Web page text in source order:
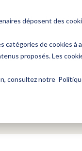
déposent des
catégories de cookies
proposés. Les
consultez notre
Avocat Expert-
? Inscrivez-